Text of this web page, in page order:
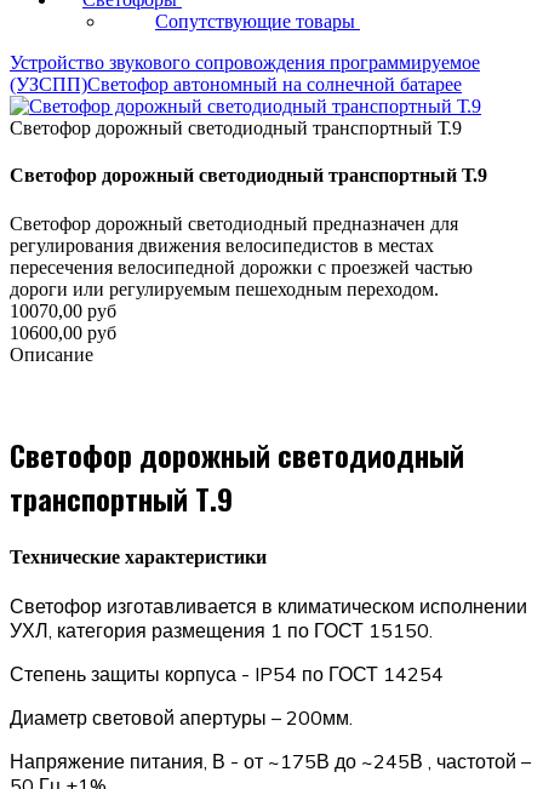
Сопутствующие товары
Устройство звукового сопровождения программируемое
(УЗСПП)Светофор автономный на солнечной батарее
Светофор дорожный светодиодный транспортный Т.9
Светофор дорожный светодиодный транспортный Т.9
Светофор дорожный светодиодный предназначен для
регулирования движения велосипедистов в местах
пересечения велосипедной дорожки с проезжей частью
дороги или регулируемым пешеходным переходом.
10070,00 руб
10600,00 руб
Описание
Светофор дорожный светодиодный
транспортный Т.9
Технические характеристики
Светофор изготавливается в климатическом исполнении
УХЛ, категория размещения 1 по ГОСТ 15150.
Степень защиты корпуса - IP54 по ГОСТ 14254
Диаметр световой апертуры – 200мм.
Напряжение питания, В - от ~175В до ~245В , частотой –